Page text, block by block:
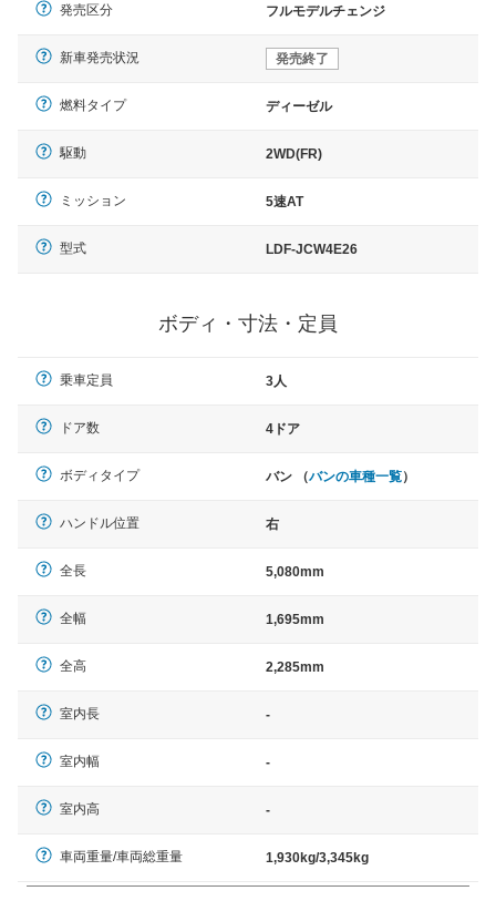
発売区分 フルモデルチェンジ
新車発売状況 発売終了
燃料タイプ ディーゼル
駆動 2WD(FR)
ミッション 5速AT
型式 LDF-JCW4E26
ボディ・寸法・定員
乗車定員 3人
ドア数 4ドア
ボディタイプ バン （バンの車種一覧）
ハンドル位置 右
全長 5,080mm
全幅 1,695mm
全高 2,285mm
室内長 -
室内幅 -
室内高 -
車両重量/車両総重量 1,930kg/3,345kg